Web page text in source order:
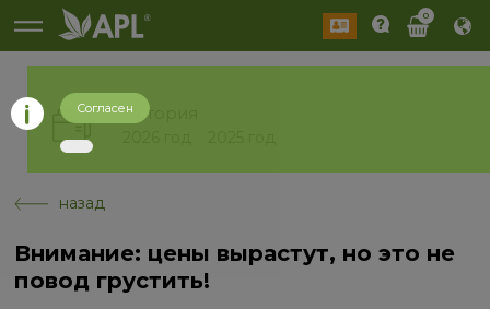
0
История
назад
Внимание: цены вырастут, но это не
повод грустить!
Согласен